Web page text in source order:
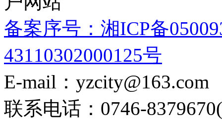
备案序号：湘ICP备
43110302000125号
E-mail：yzcity@163.com
联系电话：0746-